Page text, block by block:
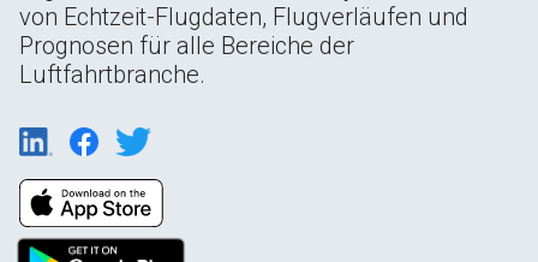
von Echtzeit-Flugdaten, Flugverläufen und
Prognosen für alle Bereiche der
Luftfahrtbranche.